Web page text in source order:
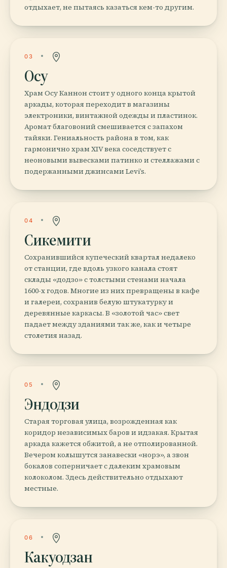
отдыхает, не пытаясь казаться кем-то другим.
03
Осу
Храм Осу Каннон стоит у одного конца крытой
аркады, которая переходит в магазины
электроники, винтажной одежды и пластинок.
Аромат благовоний смешивается с запахом
тайяки. Гениальность района в том, как
гармонично храм XIV века соседствует с
неоновыми вывесками патинко и стеллажами с
подержанными джинсами Levi’s.
04
Сикемити
Сохранившийся купеческий квартал недалеко
от станции, где вдоль узкого канала стоят
склады «додзо» с толстыми стенами начала
1600-х годов. Многие из них превращены в кафе
и галереи, сохранив белую штукатурку и
деревянные каркасы. В «золотой час» свет
падает между зданиями так же, как и четыре
столетия назад.
05
Эндодзи
Старая торговая улица, возрожденная как
коридор независимых баров и идзакая. Крытая
аркада кажется обжитой, а не отполированной.
Вечером колышутся занавески «норэ», а звон
бокалов соперничает с далеким храмовым
колоколом. Здесь действительно отдыхают
местные.
06
Какуодзан